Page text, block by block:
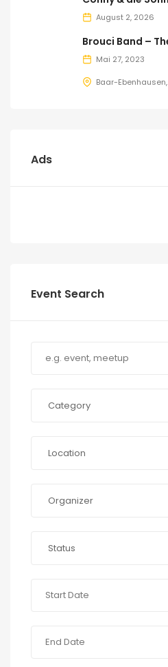
August 2, 2026
Brouci Band –
Mai 27, 2023
Baar-Ebenhausen
Ads
Event Search